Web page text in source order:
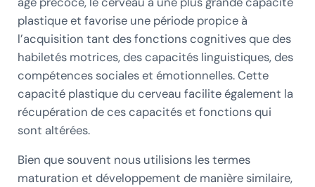
plastique et favorise une période propice à
l’acquisition tant des fonctions cognitives que des
habiletés motrices, des capacités linguistiques, des
compétences sociales et émotionnelles. Cette
capacité plastique du cerveau facilite également la
récupération de ces capacités et fonctions qui
sont altérées.
Bien que souvent nous utilisions les termes
maturation et développement de manière similaire,